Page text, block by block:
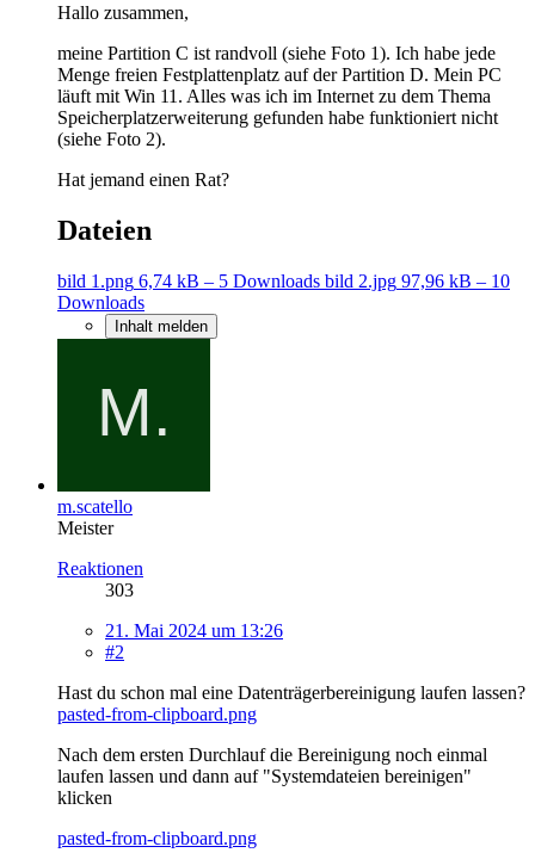
Hallo zusammen,
meine Partition C ist randvoll (siehe Foto 1). Ich habe jede
Menge freien Festplattenplatz auf der Partition D. Mein PC
läuft mit Win 11. Alles was ich im Internet zu dem Thema
Speicherplatzerweiterung gefunden habe funktioniert nicht
(siehe Foto 2).
Hat jemand einen Rat?
Dateien
bild 1.png 6,74 kB – 5 Downloads bild 2.jpg 97,96 kB – 10
Downloads
Inhalt melden
m.scatello
Meister
Reaktionen
303
21. Mai 2024 um 13:26
#2
Hast du schon mal eine Datenträgerbereinigung laufen lassen?
pasted-from-clipboard.png
Nach dem ersten Durchlauf die Bereinigung noch einmal
laufen lassen und dann auf "Systemdateien bereinigen"
klicken
pasted-from-clipboard.png